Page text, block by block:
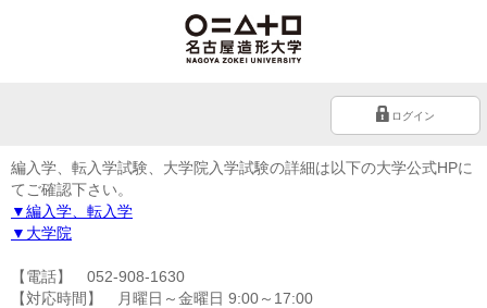
ログイン
編入学、転入学試験、大学院入学試験の詳細は以下の大学公式HPに
てご確認下さい。
▼編入学、転入学
▼大学院
【電話】 052-908-1630
【対応時間】 月曜日～金曜日 9:00～17:00